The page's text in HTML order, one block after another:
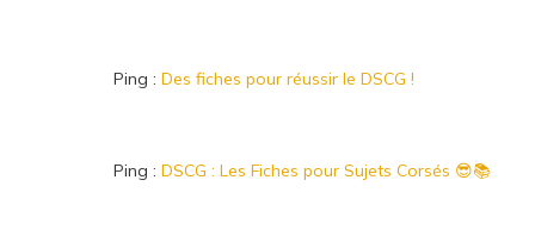
Ping : Des fiches pour réussir le DSCG !
Ping : DSCG : Les Fiches pour Sujets Corsés 😎📚